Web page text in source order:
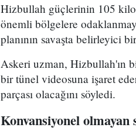
Hizbullah güçlerinin 105
önemli bölgelere
planının savaşta belirleyici
Askeri uzman, Hizbullah'ın
bir tünel videosuna işaret
parçası olacağını söyledi.
Konvansiyonel olmayan